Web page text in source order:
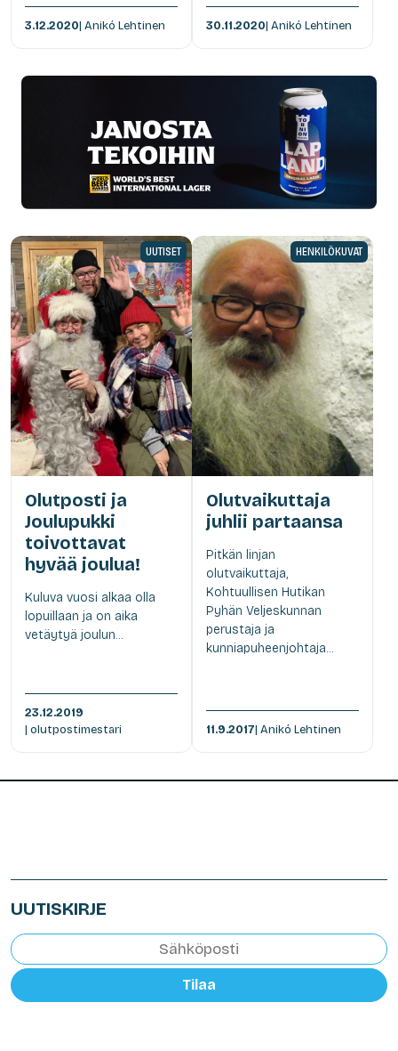
3.12.2020| Anikó Lehtinen 30.11.2020| Anikó Lehtinen
UUTISET
Olutposti ja
Joulupukki
toivottavat
hyvää joulua!
Kuluva vuosi alkaa olla
lopuillaan ja on aika
vetäytyä joulun...
23.12.2019
| olutpostimestari
HENKILÖKUVAT
Olutvaikuttaja
juhlii partaansa
Pitkän linjan
olutvaikuttaja,
Kohtuullisen Hutikan
Pyhän Veljeskunnan
perustaja ja
kunniapuheenjohtaja...
11.9.2017| Anikó Lehtinen
UUTISKIRJE
Tilaa